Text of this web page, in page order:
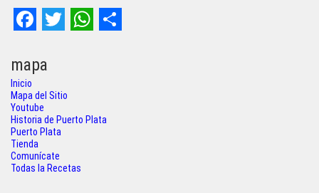
a
c
e
b
o
o
w
i
t
t
e
r
t
p
r
mapa
Inicio
Mapa del Sitio
Youtube
Historia de Puerto Plata
Puerto Plata
Tienda
Comunícate
Todas la Recetas